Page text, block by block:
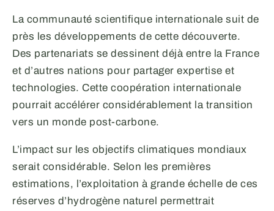
La communauté scientifique internationale suit de
près les développements de cette découverte.
Des partenariats se dessinent déjà entre la France
et d’autres nations pour partager expertise et
technologies. Cette coopération internationale
pourrait accélérer considérablement la transition
vers un monde post-carbone.
L’impact sur les objectifs climatiques mondiaux
serait considérable. Selon les premières
estimations, l’exploitation à grande échelle de ces
réserves d’hydrogène naturel permettrait